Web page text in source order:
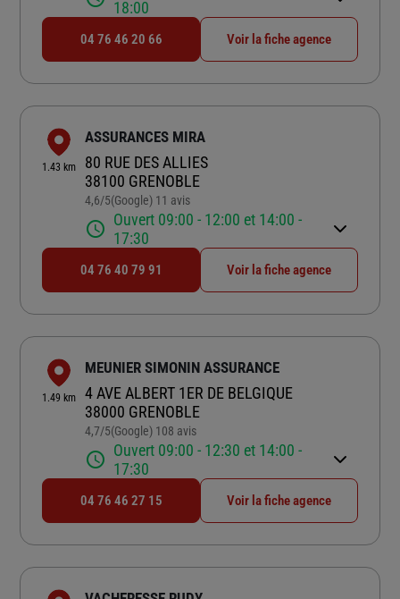
18:00
04 76 46 20 66 Voir la fiche agence
1.43 km
ASSURANCES MIRA
80 RUE DES ALLIES
38100 GRENOBLE
4,6/5Note de 4.6 sur 5
(Google) 11 avis
Ouvert 09:00 - 12:00 et 14:00 -
17:30
04 76 40 79 91 Voir la fiche agence
1.49 km
MEUNIER SIMONIN ASSURANCE
4 AVE ALBERT 1ER DE BELGIQUE
38000 GRENOBLE
4,7/5Note de 4.7 sur 5
(Google) 108 avis
Ouvert 09:00 - 12:30 et 14:00 -
17:30
04 76 46 27 15 Voir la fiche agence